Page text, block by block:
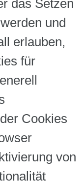
das Setzen
und
erlauben,
für
Cookies
von